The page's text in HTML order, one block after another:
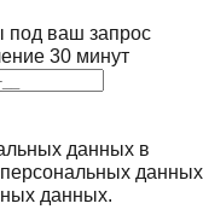
под ваш запрос
30 минут
данных в
данных
данных.